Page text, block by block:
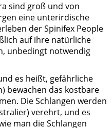
sind groß und von
eine unterirdische
der Spinifex People
auf ihre natürliche
unbedingt notwendig
es heißt, gefährliche
bewachen das kostbare
Die Schlangen werden
verehrt, und es
man die Schlangen